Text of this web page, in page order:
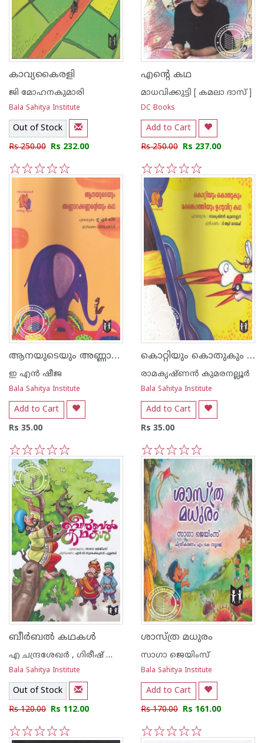
കാവ്യകൈരളി
ജി മോഹനകുമാരി
Bala Sahitya Institute
Out of Stock
Rs 250.00 Rs 232.00
5
4
3
2
1
എന്റെ കഥ
മാധവിക്കുട്ടി [ കമലാ ദാസ് ]
DC Books
Add to Cart
Rs 250.00 Rs 237.00
5
4
3
2
1
ആനയുടെയും അണ്ണാറക്കണ്ണന്റെയും കഥ
ഇ എന്‍ ഷീജ
Bala Sahitya Institute
Add to Cart
Rs 35.00
5
4
3
2
1
കൊറ്റിയും കൊതുകും മരങ്കൊത്തിയും ഉപ്പു വിറ്റകഥ
രാമകൃഷ്ണന്‍ കുമരനല്ലൂര്‍
Bala Sahitya Institute
Add to Cart
Rs 35.00
5
4
3
2
1
ബീര്‍ബല്‍ കഥകള്‍
എ ചന്ദ്രശേഖര്‍ , ഗിരീഷ് ബാലകൃഷ്ണന്‍
Bala Sahitya Institute
Out of Stock
Rs 120.00 Rs 112.00
ശാസ്ത്ര മധുരം
സാഗാ ജെയിംസ്
Bala Sahitya Institute
Add to Cart
Rs 170.00 Rs 161.00